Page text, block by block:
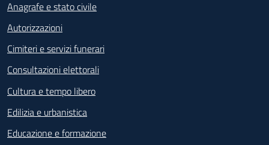
Anagrafe e stato civile
Autorizzazioni
Cimiteri e servizi funerari
Consultazioni elettorali
Cultura e tempo libero
Edilizia e urbanistica
Educazione e formazione